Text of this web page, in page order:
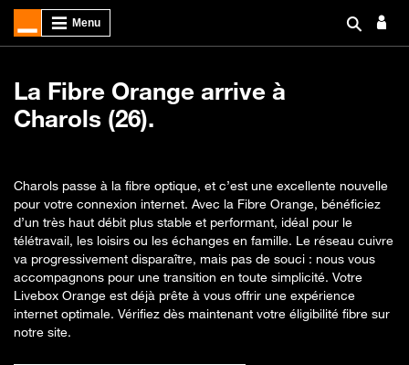
La Fibre Orange arrive à
Charols (26).
Charols passe à la fibre optique, et c’est une excellente nouvelle
pour votre connexion internet. Avec la Fibre Orange, bénéficiez
d’un très haut débit plus stable et performant, idéal pour le
télétravail, les loisirs ou les échanges en famille. Le réseau cuivre
va progressivement disparaître, mais pas de souci : nous vous
accompagnons pour une transition en toute simplicité. Votre
Livebox Orange est déjà prête à vous offrir une expérience
internet optimale. Vérifiez dès maintenant votre éligibilité fibre sur
notre site.